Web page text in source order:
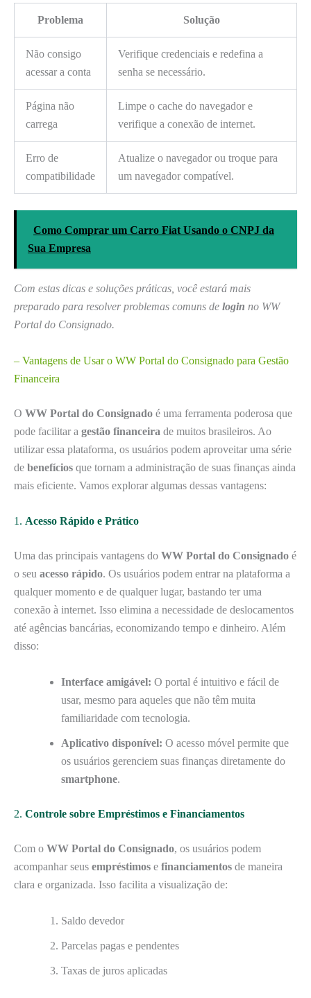
Problema Solução
Não consigo
acessar a conta
Verifique credenciais e redefina a
senha se necessário.
Página não
carrega
Limpe o cache do navegador e
verifique a conexão de internet.
Erro de
compatibilidade
Atualize o navegador ou troque para
um navegador compatível.
Como Comprar um Carro Fiat Usando o CNPJ da
Sua Empresa
Com estas dicas e soluções práticas, você estará mais
preparado para resolver problemas comuns de login no WW
Portal do Consignado.
– Vantagens de Usar o WW Portal do Consignado para Gestão
Financeira
O WW Portal do Consignado é uma ferramenta poderosa que
pode facilitar a gestão financeira de muitos brasileiros. Ao
utilizar essa plataforma, os usuários podem aproveitar uma série
de benefícios que tornam a administração de suas finanças ainda
mais eficiente. Vamos explorar algumas dessas vantagens:
1. Acesso Rápido e Prático
Uma das principais vantagens do WW Portal do Consignado é
o seu acesso rápido. Os usuários podem entrar na plataforma a
qualquer momento e de qualquer lugar, bastando ter uma
conexão à internet. Isso elimina a necessidade de deslocamentos
até agências bancárias, economizando tempo e dinheiro. Além
disso:
Interface amigável: O portal é intuitivo e fácil de
usar, mesmo para aqueles que não têm muita
familiaridade com tecnologia.
Aplicativo disponível: O acesso móvel permite que
os usuários gerenciem suas finanças diretamente do
smartphone.
2. Controle sobre Empréstimos e Financiamentos
Com o WW Portal do Consignado, os usuários podem
acompanhar seus empréstimos e financiamentos de maneira
clara e organizada. Isso facilita a visualização de:
Saldo devedor
Parcelas pagas e pendentes
Taxas de juros aplicadas